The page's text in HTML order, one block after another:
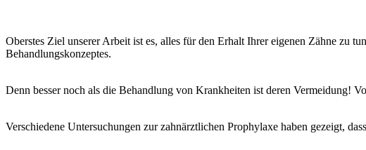
Oberstes Ziel unserer Arbeit ist es, alles für den Erhalt Ihrer eigenen Zähne zu
Behandlungskonzeptes.
Denn besser noch als die Behandlung von Krankheiten ist deren Vermeidung!
Verschiedene Untersuchungen zur zahnärztlichen Prophylaxe haben gezeigt,